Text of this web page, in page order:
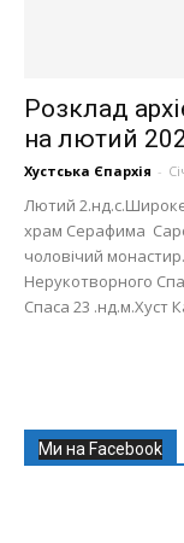
Розклад
на лютий
Хустська Єпархія -
Лютий
храм Серафима
чоловічий
Нерукотворного
Спаса 23 .нд.м.Хуст
Ми на Facebook